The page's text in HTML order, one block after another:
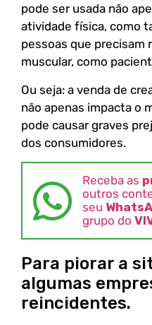
pode ser usada não
atividade física, como
pessoas que precisam
muscular, como
Ou seja: a venda de
não apenas impacta o
pode causar graves
dos consumidores.
Receba as
outros
seu
grupo do
Para piorar a
algumas
reincidentes.